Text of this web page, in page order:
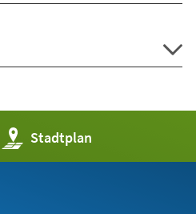
Stadtplan
(Öffnet
in
einem